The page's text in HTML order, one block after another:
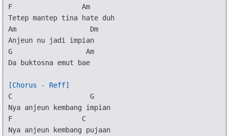
F
Am
Am
Dm
G
Am
Da buktosna emut bae
[Chorus - Reff]
C
G
F
C